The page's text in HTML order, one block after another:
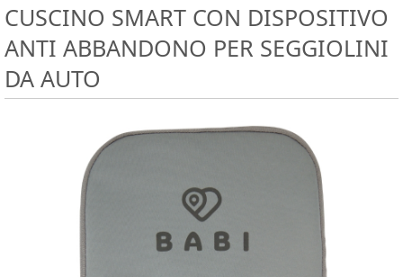
CUSCINO SMART CON DISPOSITIVO
ANTI ABBANDONO PER SEGGIOLINI
DA AUTO